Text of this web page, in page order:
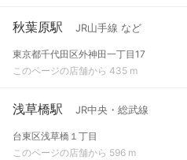
秋葉原駅 JR山手線 など
東京都千代田区外神田一丁目17
このページの店舗から 435 m
浅草橋駅 JR中央・総武線
台東区浅草橋１丁目
このページの店舗から 596 m